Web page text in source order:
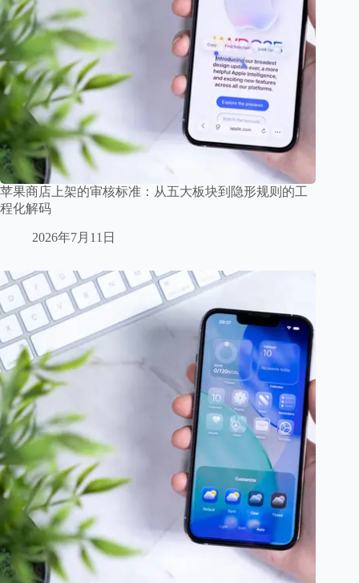
苹果商店上架的审核标准：从五大板块到隐形规则的工
程化解码
2026年7月11日